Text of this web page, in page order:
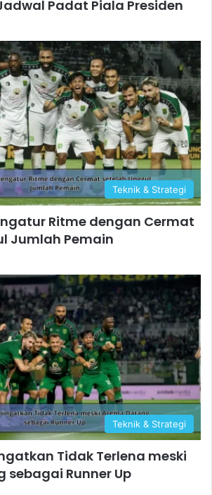
Padat Piala Presiden
Teknik & Strategi
Ritme dengan Cermat
Jumlah Pemain
Teknik & Strategi
Tidak Terlena meski
sebagai Runner Up